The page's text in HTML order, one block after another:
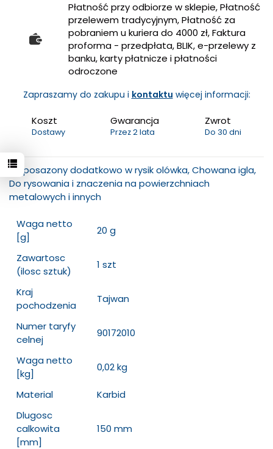
Płatność przy odbiorze w sklepie, Płatność
przelewem tradycyjnym, Płatność za
pobraniem u kuriera do 4000 zł, Faktura
proforma - przedpłata, BLIK, e-przelewy z
banku, karty płatnicze i płatności
odroczone
Zapraszamy do zakupu i kontaktu więcej informacji:
Koszt
Dostawy
Gwarancja
Przez 2 lata
Zwrot
Do 30 dni
Wyposazony dodatkowo w rysik olówka, Chowana igla,
Do rysowania i znaczenia na powierzchniach
metalowych i innych
Waga netto
[g]
20 g
Zawartosc
(ilosc sztuk)
1 szt
Kraj
pochodzenia
Tajwan
Numer taryfy
celnej
90172010
Waga netto
[kg]
0,02 kg
Material
Karbid
Dlugosc
calkowita
[mm]
150 mm